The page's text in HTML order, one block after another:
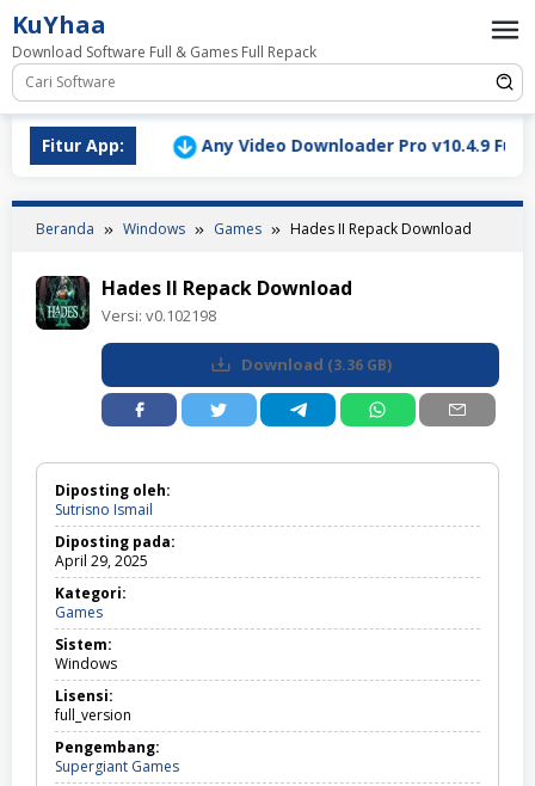
Loncat
ke
konten
KuYhaa
Download Software Full & Games Full Repack
Fitur App:Any Video Downloader Pro v10.4.9 Full Version
Beranda Windows Games Hades II Repack Download
Hades II Repack Download
Versi: v0.102198
Download (3.36 GB)
Diposting oleh:
Sutrisno Ismail
Diposting pada:
April 29, 2025
Kategori:
GamesGames
Sistem:
Windows
Lisensi:
full_version
Pengembang:
Supergiant Games